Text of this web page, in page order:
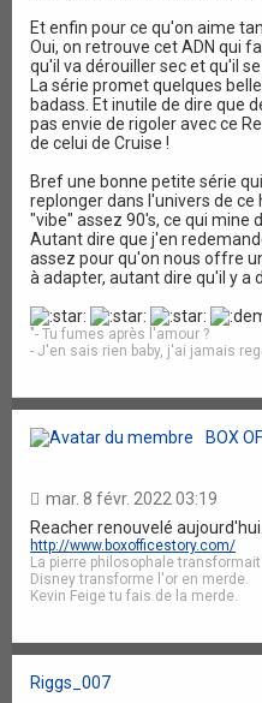
Et enfin pour ce qu'on aime
Oui, on retrouve cet ADN qui
qu'il va dérouiller sec et qu'il
La série promet quelques
badass. Et inutile de dire que
pas envie de rigoler avec ce
de celui de Cruise !
Bref une bonne petite série
replonger dans l'univers de ce
"vibe" assez 90's, ce qui mine
Autant dire que j'en
assez pour qu'on nous offre
à adapter, autant dire qu'il y a
"- Tu fumes après l'amour ?
- J'en sais rien baby, j'ai jamais
BOX
mar. 8 févr. 2022 03:19
Reacher renouvelé aujourd'hui.
http://www.boxofficestory.com/
La pierre philosophale
Disney transforme l'or en merde.
Kevin Feige tu fais de la merde.
Riggs_007